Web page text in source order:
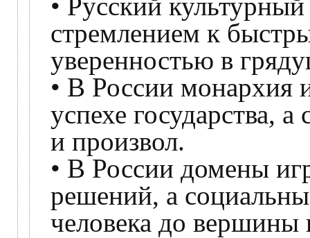
стремлением к
уверенностью в
• В России монархия
успехе государства,
и произвол.
• В России домены
решений, а
человека до вершины